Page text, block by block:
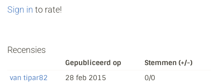
Sign in to rate!
Recensies
Gepubliceerd op
Stemmen (+/-)
van tipar82
28 feb 2015 0/0